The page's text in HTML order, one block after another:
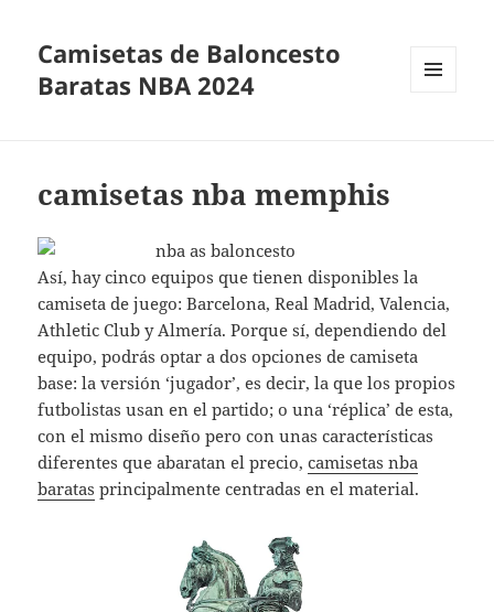
Camisetas de Baloncesto
Baratas NBA 2024
camisetas nba memphis
Así, hay cinco equipos que tienen disponibles la
camiseta de juego: Barcelona, Real Madrid, Valencia,
Athletic Club y Almería. Porque sí, dependiendo del
equipo, podrás optar a dos opciones de camiseta
base: la versión ‘jugador’, es decir, la que los propios
futbolistas usan en el partido; o una ‘réplica’ de esta,
con el mismo diseño pero con unas características
diferentes que abaratan el precio,camisetas nba
baratas principalmente centradas en el material.